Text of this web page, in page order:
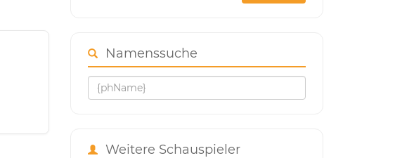
Namenssuche
Weitere Schauspieler